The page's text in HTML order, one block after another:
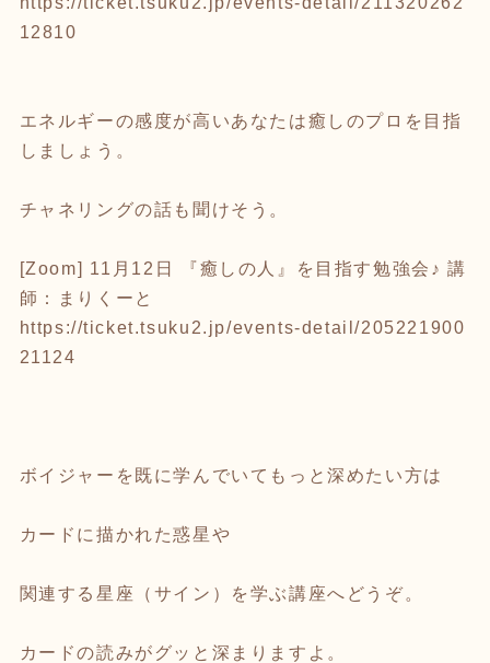
12810
エネルギーの感度が高いあなたは癒しのプロを目指
しましょう。
チャネリングの話も聞けそう。
[Zoom] 11月12日 『癒しの人』を目指す勉強会♪ 講
師：まりくーと
https://ticket.tsuku2.jp/events-detail/205221900
21124
ボイジャーを既に学んでいてもっと深めたい方は
カードに描かれた惑星や
関連する星座（サイン）を学ぶ講座へどうぞ。
カードの読みがグッと深まりますよ。